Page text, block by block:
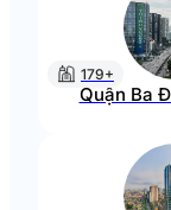
179+
Quận Ba